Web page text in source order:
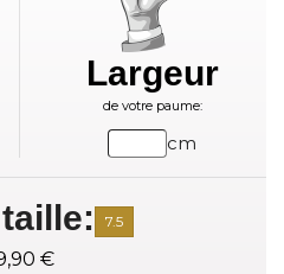
Largeur
de votre paume:
cm
7.5
€